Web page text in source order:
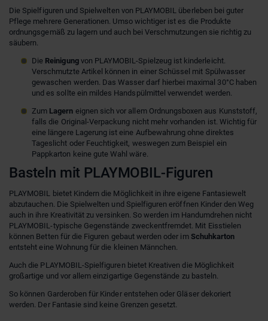
Die Spielfiguren und Spielwelten von PLAYMOBIL überleben bei guter
Pflege mehrere Generationen. Umso wichtiger ist es die Produkte
ordnungsgemäß zu lagern und auch bei Verschmutzungen sie richtig zu
säubern.
Die Reinigungvon PLAYMOBIL-Spielzeug ist kinderleicht.
Verschmutzte Artikel können in einer Schüssel mit Spülwasser
gewaschen werden. Das Wasser darf hierbei maximal 30°C haben
und es sollte ein mildes Handspülmittel verwendet werden.
Zum Lagern eignen sich vor allem Ordnungsboxen aus Kunststoff,
falls die Original-Verpackung nicht mehr vorhanden ist. Wichtig für
eine längere Lagerung ist eine Aufbewahrung ohne direktes
Tageslicht oder Feuchtigkeit, weswegen zum Beispiel ein
Pappkarton keine gute Wahl wäre.
Basteln mit PLAYMOBIL-Figuren
PLAYMOBIL bietet Kindern die Möglichkeit in ihre eigene Fantasiewelt
abzutauchen. Die Spielwelten und Spielfiguren eröffnen Kinder den Weg
auch in ihre Kreativität zu versinken. So werden im Handumdrehen nicht
PLAYMOBIL-typische Gegenstände zweckentfremdet. Mit Eisstielen
können Betten für die Figuren gebaut werden oder im Schuhkarton
entsteht eine Wohnung für die kleinen Männchen.
Auch die PLAYMOBIL-Spielfiguren bietet Kreativen die Möglichkeit
großartige und vor allem einzigartige Gegenstände zu basteln.
So können Garderoben für Kinder entstehen oder Gläser dekoriert
werden. Der Fantasie sind keine Grenzen gesetzt.